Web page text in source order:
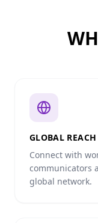
GLOBAL REACH
Connect with
communicators
global network.